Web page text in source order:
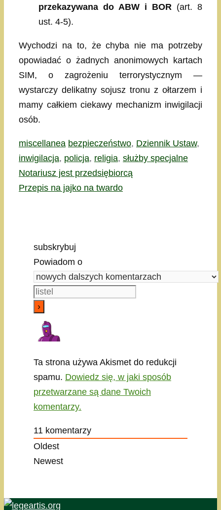
przekazywana do ABW i BOR (art. 8
ust. 4-5).
Wychodzi na to, że chyba nie ma potrzeby
opowiadać o żadnych anonimowych kartach
SIM, o zagrożeniu terrorystycznym —
wystarczy delikatny sojusz tronu z ołtarzem i
mamy całkiem ciekawy mechanizm inwigilacji
osób.
Kategorie
miscellanea Tagi
bezpieczeństwo, Dziennik Ustaw,
inwigilacja, policja, religia, służby specjalne
Notariusz jest przedsiębiorcą
Przepis na jajko na twardo
subskrybuj
Powiadom o
Ta strona używa Akismet do redukcji
spamu. Dowiedz się, w jaki sposób
przetwarzane są dane Twoich
komentarzy.
11 komentarzy
Oldest
Newest